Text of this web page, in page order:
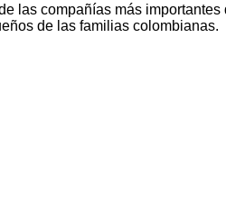
las compañías más importantes
de las familias colombianas.